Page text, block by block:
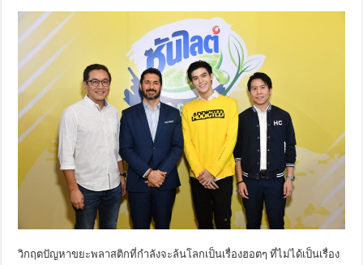
วิกฤตปัญหาขยะพลาสติกที่กำลังจะล้นโลกเป็นเรื่องฮอตๆ ที่ไม่ได้เป็นเรื่อง